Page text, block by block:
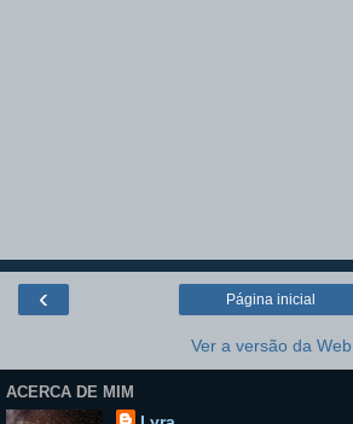
‹ Página inicial
Ver a versão da Web
ACERCA DE MIM